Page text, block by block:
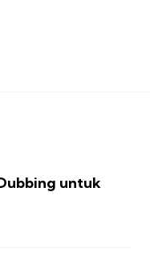
untuk